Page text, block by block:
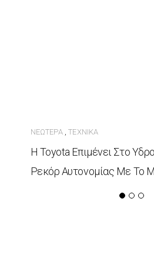
ΝΕΏΤΕΡΑ,ΤΕΧΝΙΚΆ
Η Toyota Επιμένει Στο
Ρεκόρ Αυτονομίας Με Το